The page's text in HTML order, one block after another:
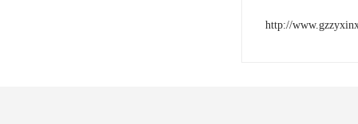
http://